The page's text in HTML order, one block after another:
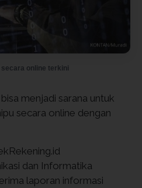
online terkini
menjadi sarana untuk
secara online dengan
dan Informatika
laporan informasi